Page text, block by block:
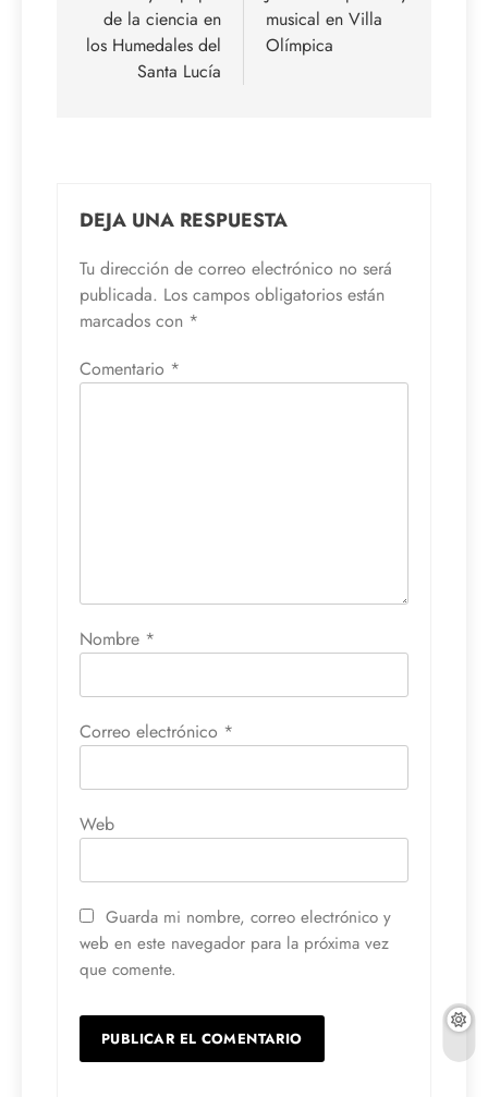
entradas
de la ciencia en
los Humedales del
Santa Lucía
musical en Villa
Olímpica
DEJA UNA RESPUESTA
Tu dirección de correo electrónico no será
publicada. Los campos obligatorios están
marcados con *
Comentario *
Nombre *
Correo electrónico *
Web
Guarda mi nombre, correo electrónico y
web en este navegador para la próxima vez
que comente.